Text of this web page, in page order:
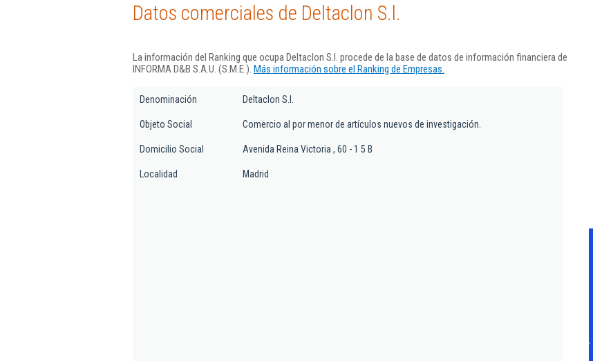
Datos comerciales de Deltaclon S.l.
La información del Ranking que ocupa Deltaclon S.l. procede de la base de datos de información financiera de
INFORMA D&B S.A.U. (S.M.E.). Más información sobre el Ranking de Empresas.
Denominación Deltaclon S.l.
Objeto Social Comercio al por menor de artículos nuevos de investigación.
Domicilio Social Avenida Reina Victoria , 60 - 1 5 B
Localidad Madrid